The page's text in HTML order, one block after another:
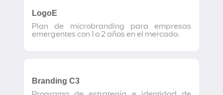
LogoE
Plan de microbranding para empresas
emergentes con 1 o 2 años en el mercado.
Branding C3